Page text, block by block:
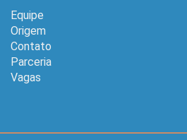
Equipe
Origem
Contato
Parceria
Vagas